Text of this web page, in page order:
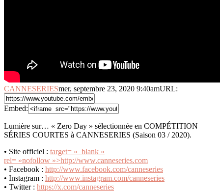
CANNESERIESmer, septembre 23, 2020 9:40amURL:
Embed:
Lumière sur… « Zero Day » sélectionnée en COMPÉTITION
SÉRIES COURTES à CANNESERIES (Saison 03 / 2020).
• Site officiel : target= »_blank »
rel= »nofollow »>http://www.canneseries.com
• Facebook : http://www.facebook.com/canneseries
• Instagram : http://www.instagram.com/canneseries
• Twitter : https://x.com/canneseries